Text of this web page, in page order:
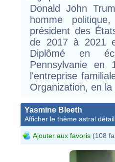
Donald John
homme
président des
de 2017 à 2021
Diplômé en
Pennsylvanie
l'entreprise
Organization, en
Yasmine Bleeth
Afficher le thème astral
Ajouter aux favoris (108